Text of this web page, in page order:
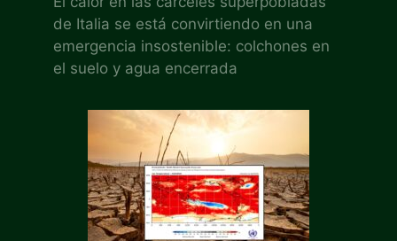
de Italia se está convirtiendo en una
emergencia insostenible: colchones en
el suelo y agua encerrada